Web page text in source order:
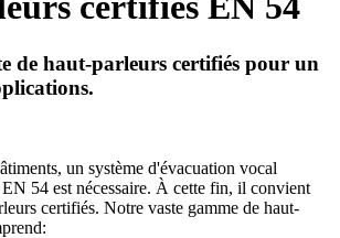
de haut-parleurs certifiés pour un
un système d'évacuation vocal
54 est nécessaire. À cette fin, il convient
certifiés. Notre vaste gamme de haut-